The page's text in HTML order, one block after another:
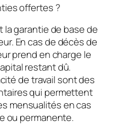
offertes ?
la garantie de base de
En cas de décès de
prend en charge le
restant dû.
de travail sont des
qui permettent
mensualités en cas
ou permanente.